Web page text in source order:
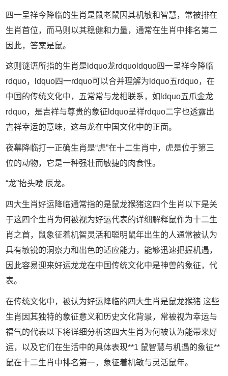
四一呈祥今降临的生肖是鼠老鼠因其机敏和智慧，常被排在
生肖首位，而马则以其稳健和力量，通常在生肖中排名第二
因此，答案是鼠。
这则谜语所指的生肖是ldquo龙rdquoldquo四一呈祥今降临
rdquo，ldquo四一rdquo可以合并理解为ldquo五rdquo，在
中国的传统文化中，五常常与龙相联系，如ldquo五爪金龙
rdquo，是吉祥与尊贵的象征ldquo呈祥rdquo二字也透露出
吉祥幸运的意味，这与龙在中国文化中的正面。
夜幕降临打一正确生肖是“虎”在十二生肖中，虎是位于第三
位的动物，它是一种强壮而敏捷的肉食性。
“龙”抬头喽 辰龙。
四大生肖好运降临通常指的是鼠龙猴猪这四个生肖以下是关
于这四个生肖为何被视为好运代表的详细解释鼠作为十二生
肖之首，鼠象征着机智灵活和聪明鼠年出生的人通常被认为
具有敏锐的洞察力和出色的适应能力，能够迅速把握机遇，
因此容易迎来好运龙龙在中国传统文化中是神兽的象征，代
表。
在传统文化中，被认为好运降临的四大生肖是鼠龙猴猪 这些
生肖因其独特的象征意义和历史文化背景，常被视为幸运与
福气的代表以下将详细分析这四大生肖为何被认为能带来好
运，以及它们在生活中的具体表现**1 鼠智慧与机遇的象征**
鼠在十二生肖中排名第一，象征着机敏与灵活鼠年。